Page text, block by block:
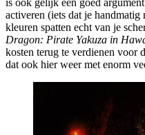
activeren (iets dat je
kleuren spatten echt van je
Dragon: Pirate Yakuza in
kosten terug te verdienen
dat ook hier weer met enorm